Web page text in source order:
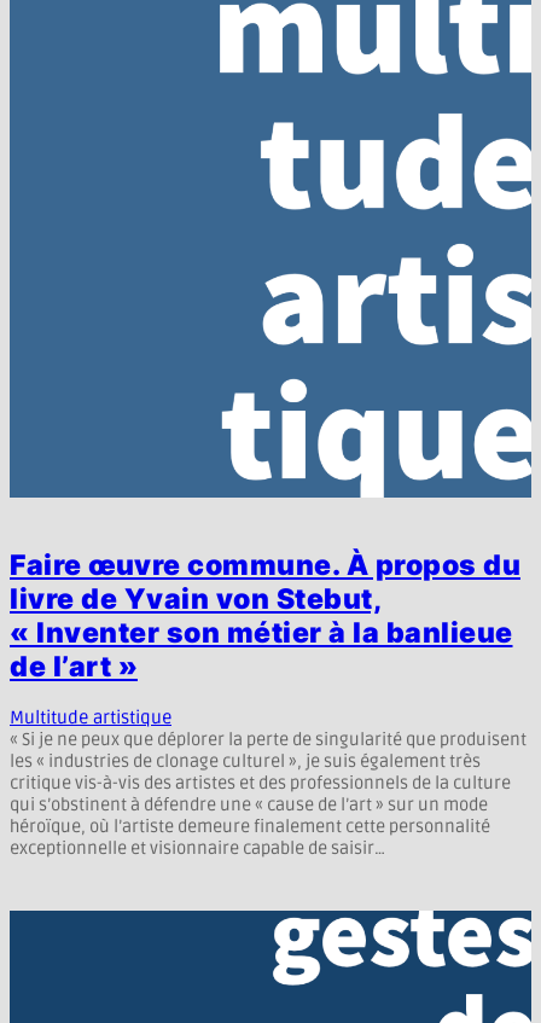
Faire œuvre commune. À propos du
livre de Yvain von Stebut,
« Inventer son métier à la banlieue
de l’art »
Multitude artistique
« Si je ne peux que déplorer la perte de singularité que produisent
les « industries de clonage culturel », je suis également très
critique vis-à-vis des artistes et des professionnels de la culture
qui s’obstinent à défendre une « cause de l’art » sur un mode
héroïque, où l’artiste demeure finalement cette personnalité
exceptionnelle et visionnaire capable de saisir…